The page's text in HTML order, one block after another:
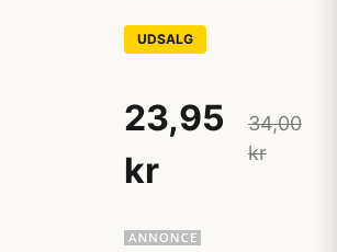
UDSALG
23,95
kr
34,00
kr